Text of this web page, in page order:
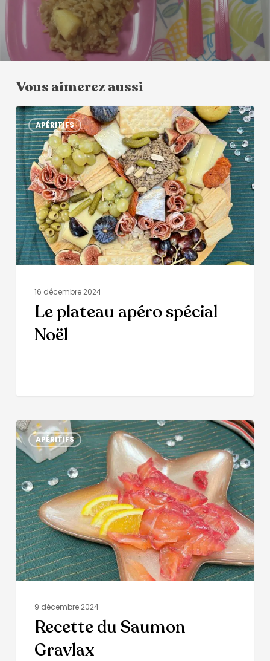
Vous aimerez aussi
APÉRITIFS
16 décembre 2024
Le plateau apéro spécial
Noël
APÉRITIFS
9 décembre 2024
Recette du Saumon
Gravlax